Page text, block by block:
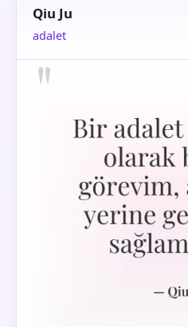
Qiu Ju
adalet